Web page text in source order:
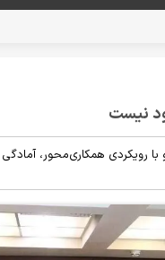
نیست
با رویکردی همکاری‌محور،